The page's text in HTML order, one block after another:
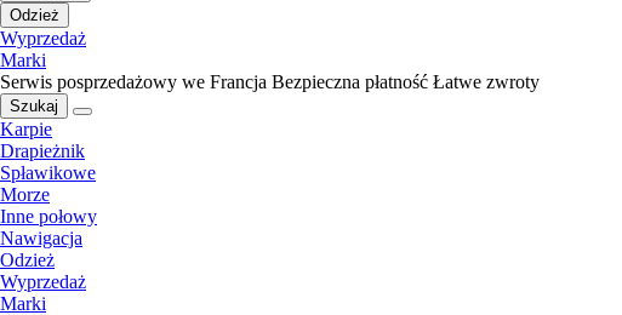
Odzież
Wyprzedaż
Marki
Serwis posprzedażowy we Francja Bezpieczna płatność Łatwe zwroty
Szukaj
Karpie
Drapieżnik
Spławikowe
Morze
Inne połowy
Nawigacja
Odzież
Wyprzedaż
Marki